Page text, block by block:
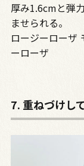
厚み1.6cmと弾
ませられる。
ロージーローザ
ーローザ
7. 重ねづけし